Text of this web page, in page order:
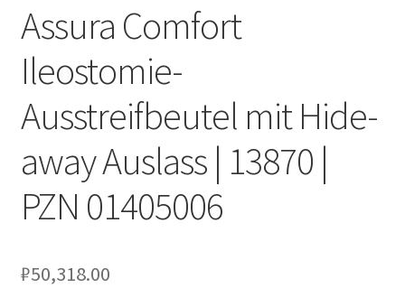
Оформление заказа
Подтверждение заказа
Скидки
Сотрудничество
Assura Comfort
Ileostomie-
Ausstreifbeutel mit Hide-
away Auslass | 13870 |
PZN 01405006
₽50,318.00